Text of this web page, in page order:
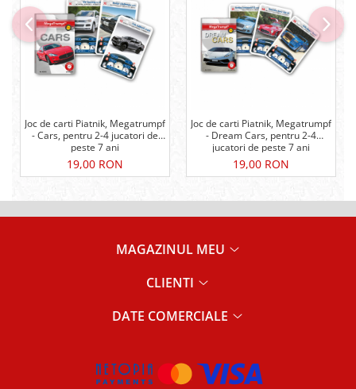
Joc de carti Piatnik, Megatrumpf
- Cars, pentru 2-4 jucatori de
peste 7 ani
19,00 RON
Joc de carti Piatnik, Megatrumpf
- Dream Cars, pentru 2-4
jucatori de peste 7 ani
19,00 RON
MAGAZINUL MEU
CLIENTI
DATE COMERCIALE